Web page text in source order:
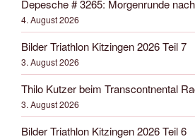
Depesche # 3265: Morgenrunde
4. August 2026
Bilder Triathlon Kitzingen 2026 Teil 7
3. August 2026
Thilo Kutzer beim Transcontnental
3. August 2026
Bilder Triathlon Kitzingen 2026 Teil 6